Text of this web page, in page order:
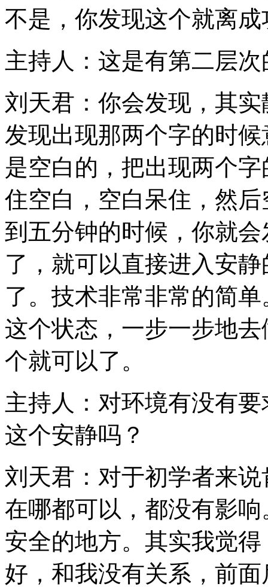
不是，你发现这个就离
主持人：这是有第二层次
刘天君：你会发现，其
发现出现那两个字的时
是空白的，把出现两个
住空白，空白呆住，然
到五分钟的时候，你就
了，就可以直接进入安
了。技术非常非常的简
这个状态，一步一步地
个就可以了。
主持人：对环境有没有
这个安静吗？
刘天君：对于初学者来
在哪都可以，都没有影
安全的地方。其实我觉
好，和我没有关系，前